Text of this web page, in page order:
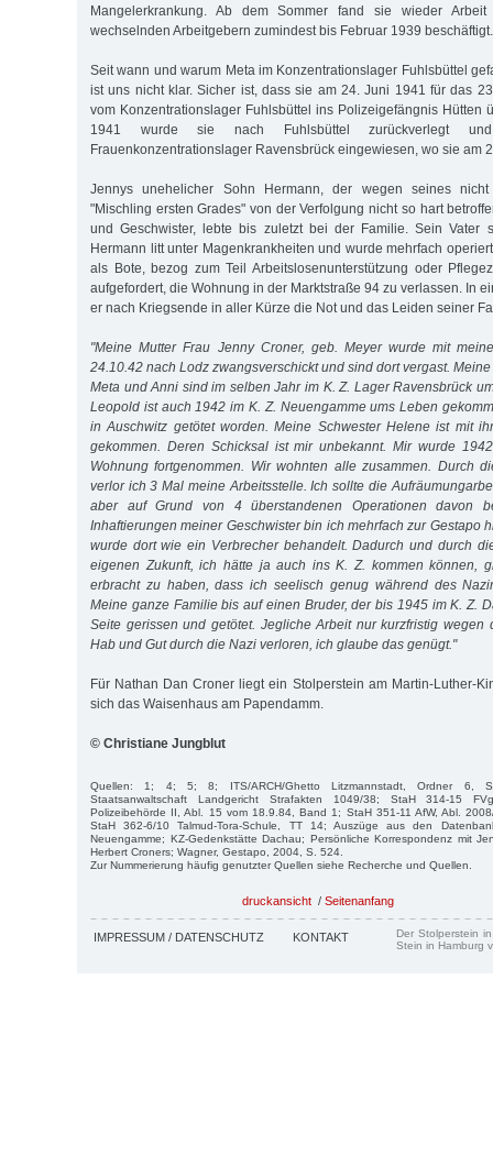
Mangelerkrankung. Ab dem Sommer fand sie wieder
wechselnden Arbeitgebern zumindest bis Februar 1939 beschäftigt.
Seit wann und warum Meta im Konzentrationslager Fuhlsbüttel
ist uns nicht klar. Sicher ist, dass sie am 24. Juni 1941 für das
vom Konzentrationslager Fuhlsbüttel ins Polizeigefängnis Hütten
1941 wurde sie nach Fuhlsbüttel zurückverlegt
Frauenkonzentrationslager Ravensbrück eingewiesen, wo sie am
Jennys unehelicher Sohn Hermann, der wegen seines
"Mischling ersten Grades" von der Verfolgung nicht so hart
und Geschwister, lebte bis zuletzt bei der Familie. Sein Vater
Hermann litt unter Magenkrankheiten und wurde mehrfach
als Bote, bezog zum Teil Arbeitslosenunterstützung oder
aufgefordert, die Wohnung in der Marktstraße 94 zu verlassen. In
er nach Kriegsende in aller Kürze die Not und das Leiden seiner
"Meine Mutter Frau Jenny Croner, geb. Meyer wurde mit
24.10.42 nach Lodz zwangsverschickt und sind dort vergast.
Meta und Anni sind im selben Jahr im K. Z. Lager Ravensbrück
Leopold ist auch 1942 im K. Z. Neuengamme ums Leben
in Auschwitz getötet worden. Meine Schwester Helene ist mit
gekommen. Deren Schicksal ist mir unbekannt. Mir wurde
Wohnung fortgenommen. Wir wohnten alle zusammen. Durch
verlor ich 3 Mal meine Arbeitsstelle. Ich sollte die
aber auf Grund von 4 überstandenen Operationen davon
Inhaftierungen meiner Geschwister bin ich mehrfach zur Gestapo
wurde dort wie ein Verbrecher behandelt. Dadurch und durch
eigenen Zukunft, ich hätte ja auch ins K. Z. kommen können,
erbracht zu haben, dass ich seelisch genug während des
Meine ganze Familie bis auf einen Bruder, der bis 1945 im K. Z.
Seite gerissen und getötet. Jegliche Arbeit nur kurzfristig wegen
Hab und Gut durch die Nazi verloren, ich glaube das genügt."
Für Nathan Dan Croner liegt ein Stolperstein am Martin-Luther-
sich das Waisenhaus am Papendamm.
© Christiane Jungblut
Quellen: 1; 4; 5; 8; ITS/ARCH/Ghetto Litzmannstadt, Ordner 6,
Staatsanwaltschaft Landgericht Strafakten 1049/38; StaH 314-15
Polizeibehörde II, Abl. 15 vom 18.9.84, Band 1; StaH 351-11 AfW, Abl.
StaH 362-6/10 Talmud-Tora-Schule, TT 14; Auszüge aus den
Neuengamme; KZ-Gedenkstätte Dachau; Persönliche Korrespondenz mit
Herbert Croners; Wagner, Gestapo, 2004, S. 524.
Zur Nummerierung häufig genutzter Quellen siehe Recherche und Quellen.
druckansicht / Seitenanfang
IMPRESSUM / DATENSCHUTZ KONTAKT
Der Stolperstein
Stein in Hamburg